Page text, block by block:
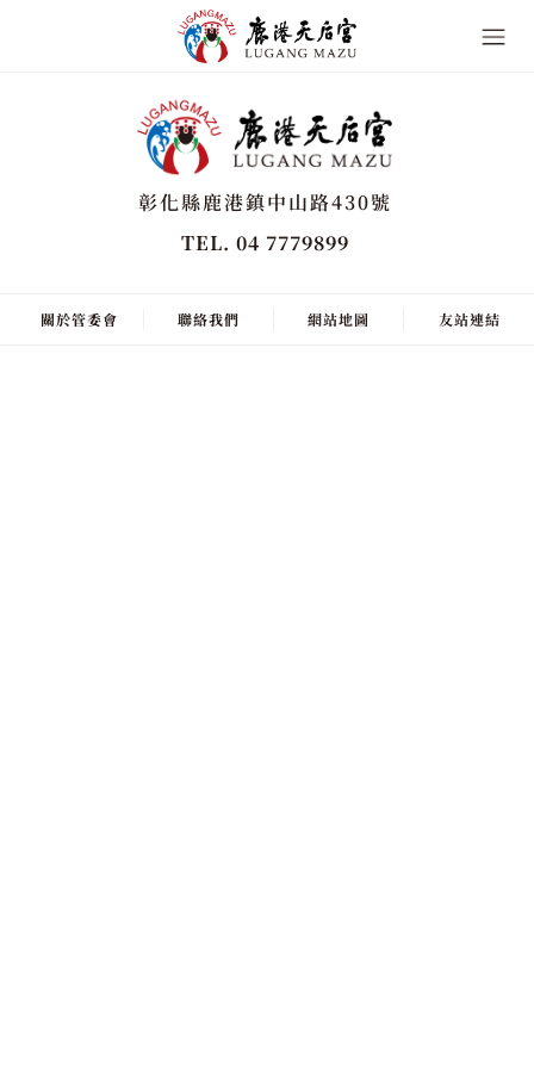
彰化縣鹿港鎮中山路430號
TEL. 04 7779899
關於管委會 聯絡我們 網站地圖 友站連結